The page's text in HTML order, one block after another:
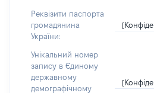
Реквізити паспорта
громадянина
України:
Унікальний номер
запису в Єдиному
державному
демографічному